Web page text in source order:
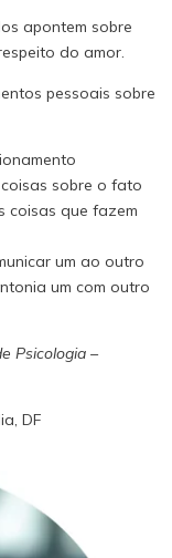
apontem sobre
do amor.
pessoais sobre
sobre o fato
coisas que fazem
um ao outro
um com outro
Psicologia –
DF